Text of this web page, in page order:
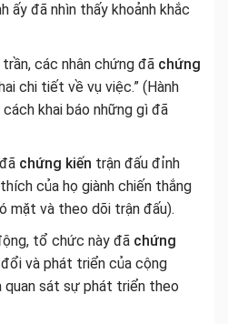
ấy đã nhìn thấy khoảnh khắc
các nhân chứng đã chứng
chi tiết về vụ việc.” (Hành
khai báo những gì đã
chứng kiến trận đấu đỉnh
của họ giành chiến thắng
mặt và theo dõi trận đấu).
tổ chức này đã chứng
và phát triển của cộng
quan sát sự phát triển theo